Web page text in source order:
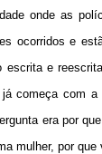
onde as
ocorridos e
e
começa com
era por
mulher, por